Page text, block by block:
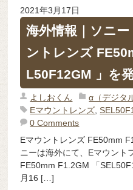
2021年3月17日
海外情報｜ソニ
ントレンズ
L50F12GM 」を
よしおくん α（デジタ
Eマウントレンズ ,
0 Comments
Eマウントレンズ FE50mm
ニーは海外にて、Eマウント
FE50mm F1.2GM 「
月16 […]